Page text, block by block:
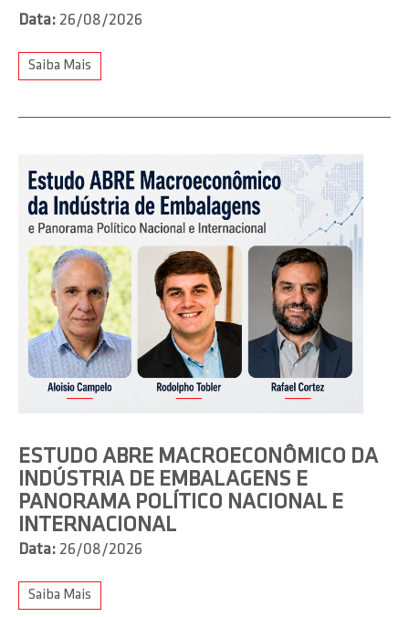
Data: 26/08/2026
Saiba Mais
ESTUDO ABRE MACROECONÔMICO DA
INDÚSTRIA DE EMBALAGENS E
PANORAMA POLÍTICO NACIONAL E
INTERNACIONAL
Data: 26/08/2026
Saiba Mais